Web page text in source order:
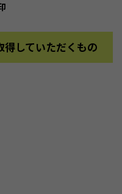
していただくもの